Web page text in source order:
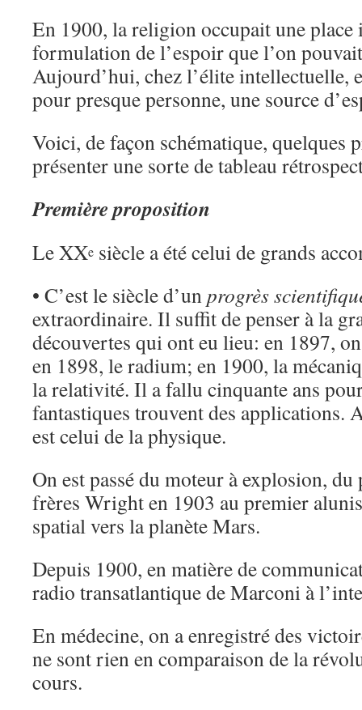
En 1900, la religion occupait une place
formulation de l’espoir que l’on
Aujourd’hui, chez l’élite intellectuelle,
pour presque personne, une source
Voici, de façon schématique, quelques
présenter une sorte de tableau
Première proposition
Le XXe siècle a été celui de grands
• C’est le siècle d’unprogrès
extraordinaire. Il suffit de penser à la
découvertes qui ont eu lieu: en 1897,
en 1898, le radium; en 1900, la
la relativité. Il a fallu cinquante ans
fantastiques trouvent des applications.
est celui de la physique.
On est passé du moteur à explosion,
frères Wright en 1903 au premier
spatial vers la planète Mars.
Depuis 1900, en matière de
radio transatlantique de Marconi à
En médecine, on a enregistré des
ne sont rien en comparaison de la
cours.